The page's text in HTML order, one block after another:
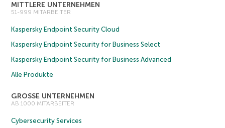
MITTLERE UNTERNEHMEN
51-999 MITARBEITER
Kaspersky Endpoint Security Cloud
Kaspersky Endpoint Security for Business Select
Kaspersky Endpoint Security for Business Advanced
Alle Produkte
GROSSE UNTERNEHMEN
AB 1000 MITARBEITER
Cybersecurity Services